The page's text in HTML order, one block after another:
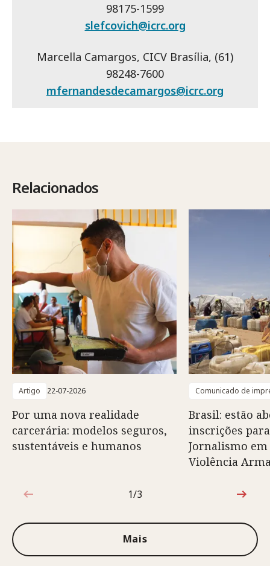
98175-1599
slefcovich@icrc.org
Marcella Camargos, CICV Brasília, (61)
98248-7600
mfernandesdecamargos@icrc.org
Relacionados
Artigo 22-07-2026
Por uma nova realidade
carcerária: modelos seguros,
sustentáveis e humanos
Comunicado de
Brasil: estão
inscrições
Jornalismo
Violência
1 de 3
1/3
Mais